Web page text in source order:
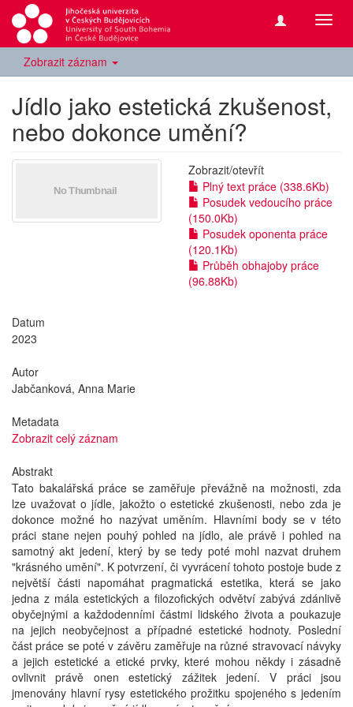
Zobrazit záznam
Jídlo jako estetická zkušenost,
nebo dokonce umění?
Zobrazit/otevřít
Plný text práce (338.6Kb)
Posudek vedoucího práce
(150.0Kb)
Posudek oponenta práce
(120.1Kb)
Průběh obhajoby práce
(96.88Kb)
Datum
2023
Autor
Jabčanková, Anna Marie
Metadata
Zobrazit celý záznam
Abstrakt
Tato bakalářská práce se zaměřuje převážně na možnosti, zda
lze uvažovat o jídle, jakožto o estetické zkušenosti, nebo zda je
dokonce možné ho nazývat uměním. Hlavními body se v této
práci stane nejen pouhý pohled na jídlo, ale právě i pohled na
samotný akt jedení, který by se tedy poté mohl nazvat druhem
"krásného umění". K potvrzení, či vyvrácení tohoto postoje bude z
největší části napomáhat pragmatická estetika, která se jako
jedna z mála estetických a filozofických odvětví zabývá zdánlivě
obyčejnými a každodenními částmi lidského života a poukazuje
na jejich neobyčejnost a případné estetické hodnoty. Poslední
část práce se poté v závěru zaměřuje na různé stravovací návyky
a jejich estetické a etické prvky, které mohou někdy i zásadně
ovlivnit právě onen estetický zážitek jedení. V práci jsou
jmenovány hlavní rysy estetického prožitku spojeného s jedením